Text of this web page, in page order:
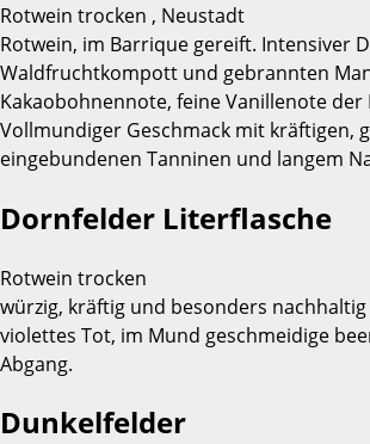
Rotwein trocken , Neustadt
Rotwein, im Barrique gereift. Intensiver
Waldfruchtkompott und gebrannten
Kakaobohnennote, feine Vanillenote der
Vollmundiger Geschmack mit kräftigen,
eingebundenen Tanninen und langem
Dornfelder Literflasche
Rotwein trocken
würzig, kräftig und besonders nachhaltig
violettes Tot, im Mund geschmeidige
Abgang.
Dunkelfelder